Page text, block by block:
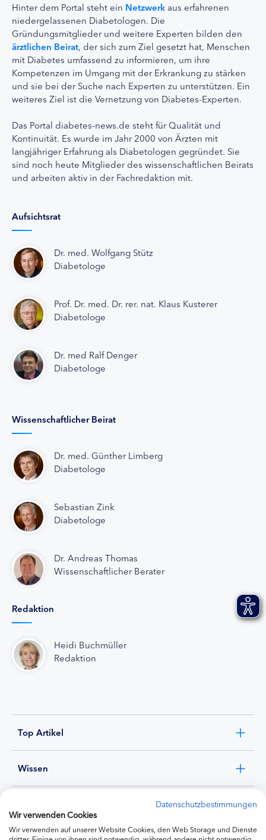
Hinter dem Portal steht ein Netzwerk aus erfahrenen
niedergelassenen Diabetologen. Die
Gründungsmitglieder und weitere Experten bilden den
ärztlichen Beirat, der sich zum Ziel gesetzt hat, Menschen
mit Diabetes umfassend zu informieren, um ihre
Kompetenzen im Umgang mit der Erkrankung zu stärken
und sie bei der Suche nach Experten zu unterstützen. Ein
weiteres Ziel ist die Vernetzung von Diabetes-Experten.
Das Portal diabetes-news.de steht für Qualität und
Kontinuität. Es wurde im Jahr 2000 von Ärzten mit
langjähriger Erfahrung als Diabetologen gegründet. Sie
sind noch heute Mitglieder des wissenschaftlichen Beirats
und arbeiten aktiv in der Fachredaktion mit.
Aufsichtsrat
Dr. med. Wolfgang Stütz
Diabetologe
Prof. Dr. med. Dr. rer. nat. Klaus Kusterer
Diabetologe
Dr. med Ralf Denger
Diabetologe
Wissenschaftlicher Beirat
Dr. med. Günther Limberg
Diabetologe
Sebastian Zink
Diabetologe
Dr. Andreas Thomas
Wissenschaftlicher Berater
Redaktion
Heidi Buchmüller
Redaktion
Top Artikel
Wissen
Datenschutzbestimmungen
Wir verwenden Cookies
Wir verwenden auf unserer Website Cookies, den Web Storage und Dienste